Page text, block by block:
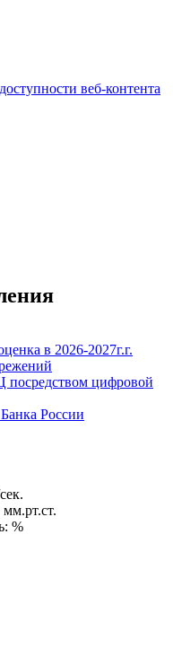
веб-контента
в 2026-2027г.г.
посредством цифровой
России
%